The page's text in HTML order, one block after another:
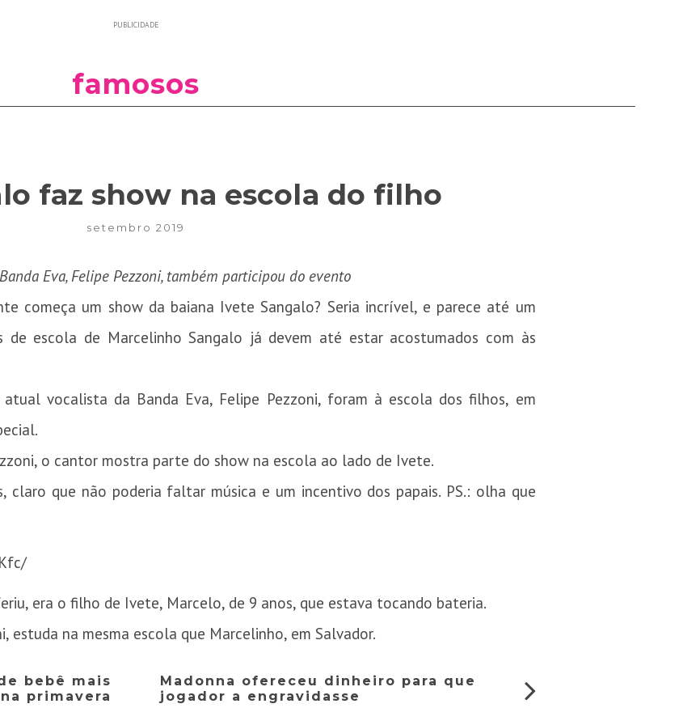
PUBLICIDADE
famosos
faz show na escola do filho
setembro 2019
Eva, Felipe Pezzoni, também participou do evento
começa um show da baiana Ivete Sangalo? Seria incrível, e parece até um
de escola de Marcelinho Sangalo já devem até estar acostumados com às
vocalista da Banda Eva, Felipe Pezzoni, foram à escola dos filhos, em
o cantor mostra parte do show na escola ao lado de Ivete.
claro que não poderia faltar música e um incentivo dos papais. PS.: olha que
era o filho de Ivete, Marcelo, de 9 anos, que estava tocando bateria.
estuda na mesma escola que Marcelinho, em Salvador.
bebê mais
primavera
Madonna ofereceu dinheiro para que
jogador a engravidasse